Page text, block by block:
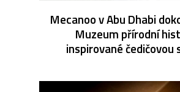
Mecanoo v Abu Dhabi
Muzeum přírodní
inspirované čedičovou